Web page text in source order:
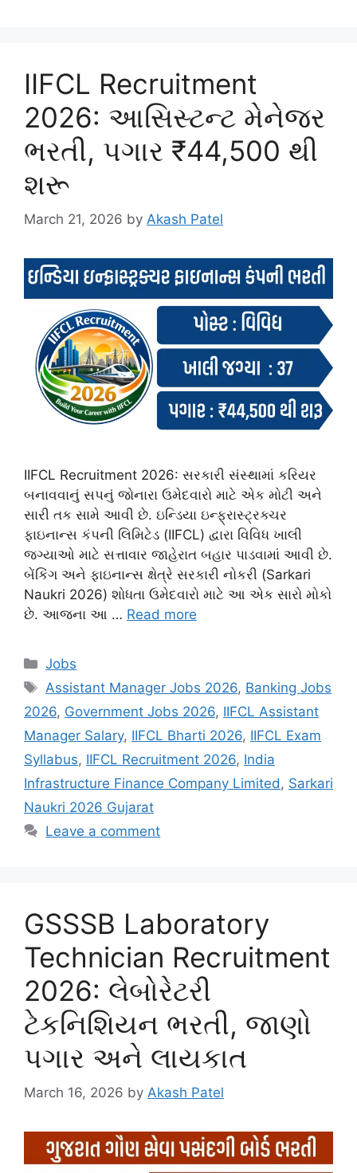
IIFCL Recruitment
2026: આસિસ્ટન્ટ મેનેજર
ભરતી, પગાર ₹44,500 થી
શરૂ
March 21, 2026 by Akash Patel
IIFCL Recruitment 2026: સરકારી સંસ્થામાં કરિયર
બનાવવાનું સપનું જોનારા ઉમેદવારો માટે એક મોટી અને
સારી તક સામે આવી છે. ઇન્ડિયા ઇન્ફ્રાસ્ટ્રક્ચર
ફાઇનાન્સ કંપની લિમિટેડ (IIFCL) દ્વારા વિવિધ ખાલી
જગ્યાઓ માટે સત્તાવાર જાહેરાત બહાર પાડવામાં આવી છે.
બેંકિંગ અને ફાઇનાન્સ ક્ષેત્રે સરકારી નોકરી (Sarkari
Naukri 2026) શોધતા ઉમેદવારો માટે આ એક સારો મોકો
છે. આજના આ … Read more
Categories
Jobs
Tags
Assistant Manager Jobs 2026, Banking Jobs
2026, Government Jobs 2026, IIFCL Assistant
Manager Salary, IIFCL Bharti 2026, IIFCL Exam
Syllabus, IIFCL Recruitment 2026, India
Infrastructure Finance Company Limited , Sarkari
Naukri 2026 Gujarat
Leave a comment
GSSSB Laboratory
Technician Recruitment
2026: લેબોરેટરી
ટેકનિશિયન ભરતી, જાણો
પગાર અને લાયકાત
March 16, 2026 by Akash Patel